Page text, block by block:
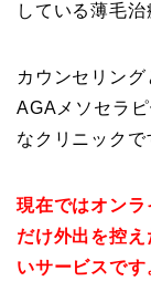
している薄毛治
カウンセリング
AGAメソセラ
なクリニックで
現在ではオン
だけ外出を控
いサービスです